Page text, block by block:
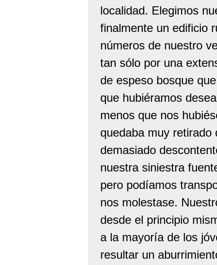
localidad. Elegimos
finalmente un edificio
números de nuestro
tan sólo por una
de espeso bosque
que hubiéramos
menos que nos
quedaba muy
demasiado
nuestra siniestra
pero podíamos
nos molestase.
desde el principio
a la mayoría de los
resultar un